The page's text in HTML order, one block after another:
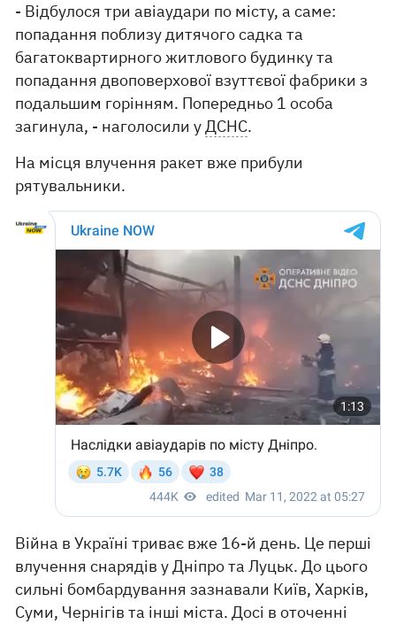
- Відбулося три авіаудари по місту, а саме:
попадання поблизу дитячого садка та
багатоквартирного житлового будинку та
попадання двоповерхової взуттєвої фабрики з
подальшим горінням. Попередньо 1 особа
загинула, - наголосили уДСНС.
На місця влучення ракет вже прибули
рятувальники.
Війна в Україні триває вже 16-й день. Це перші
влучення снарядів у Дніпро та Луцьк. До цього
сильні бомбардування зазнавали Київ, Харків,
Суми, Чернігів та інші міста. Досі в оточенні